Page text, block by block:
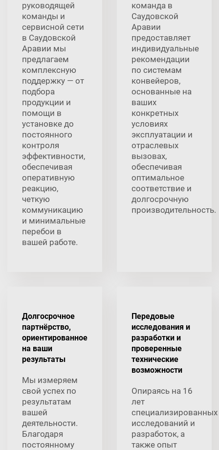
руководящей
команды и
сервисной сети
в Саудовской
Аравии мы
предлагаем
комплексную
поддержку — от
подбора
продукции и
помощи в
установке до
постоянного
контроля
эффективности,
обеспечивая
оперативную
реакцию,
четкую
коммуникацию
и минимальные
перебои в
вашей работе.
команда в
Саудовской
Аравии
предоставляет
индивидуальные
рекомендации
по системам
конвейеров,
основанные на
ваших
конкретных
условиях
эксплуатации и
отраслевых
вызовах,
обеспечивая
оптимальное
соответствие и
долгосрочную
производительность.
Долгосрочное
партнёрство,
ориентированное
на ваши
результаты
Мы измеряем
свой успех по
результатам
вашей
деятельности.
Благодаря
постоянному
Передовые
исследования и
разработки и
проверенные
технические
возможности
Опираясь на 16
лет
специализированных
исследований и
разработок, а
также опыт